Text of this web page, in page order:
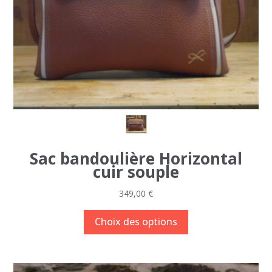
Sac bandoulière Horizontal
cuir souple
349,00 €
Choix des options
Ce